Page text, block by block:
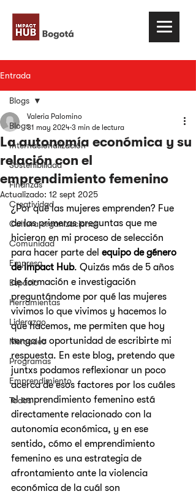
Entrada
Blogs
Internacionalización
Sostenibilidad
Finanzas
Creatividad
Cultura organizacional
Comunidad
Empresa
Espacio
Herramientas
Liderazgo
Mercadeo
Programas
Emprendimiento
Todos
Blogs
La autonomía económica y su
relación con el
emprendimiento femenino
Valeria Palomino
31 may 2024 3 min de lectura
Actualizado: 12 sept 2025
¿Por qué las mujeres emprenden? Fue
de las primeras preguntas que me
hicieron en mi proceso de selección
para hacer parte del equipo de género
de Impact Hub. Quizás más de 5 años
de formación e investigación
preguntándome por qué las mujeres
vivimos lo que vivimos y hacemos lo
que hacemos, me permiten que hoy
tenga la oportunidad de escribirte mi
respuesta. En este blog, pretendo que
juntxs podamos reflexionar un poco
acerca de esos factores por los cuáles
el emprendimiento femenino está
directamente relacionado con la
autonomía económica, y en ese
sentido, cómo el emprendimiento
femenino es una estrategia de
afrontamiento ante la violencia
económica de la cuál son